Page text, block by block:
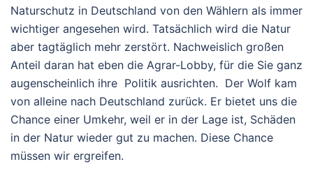
Naturschutz in Deutschland von den Wählern als immer
wichtiger angesehen wird. Tatsächlich wird die Natur
aber tagtäglich mehr zerstört. Nachweislich großen
Anteil daran hat eben die Agrar-Lobby, für die Sie ganz
augenscheinlich ihre Politik ausrichten. Der Wolf kam
von alleine nach Deutschland zurück. Er bietet uns die
Chance einer Umkehr, weil er in der Lage ist, Schäden
in der Natur wieder gut zu machen. Diese Chance
müssen wir ergreifen.